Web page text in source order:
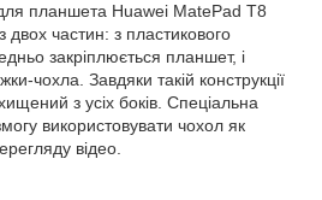
планшета Huawei MatePad T8
частин: з пластикового
закріплюється планшет, і
чохла. Завдяки такій конструкції
з усіх боків. Спеціальна
використовувати чохол як
відео.